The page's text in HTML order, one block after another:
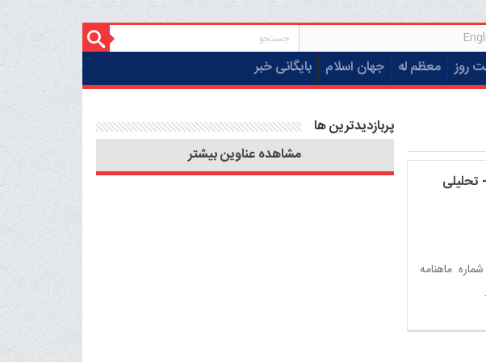
روز معظم له جهان اسلام بایگانی خبر
تحلیلی
ماهنامه
پربازدیدترین ها
مشاهده عناوین بیشتر